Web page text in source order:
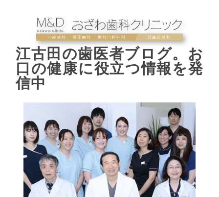
江古田の歯医者ブログ。お
口の健康に役立つ情報を発
信中